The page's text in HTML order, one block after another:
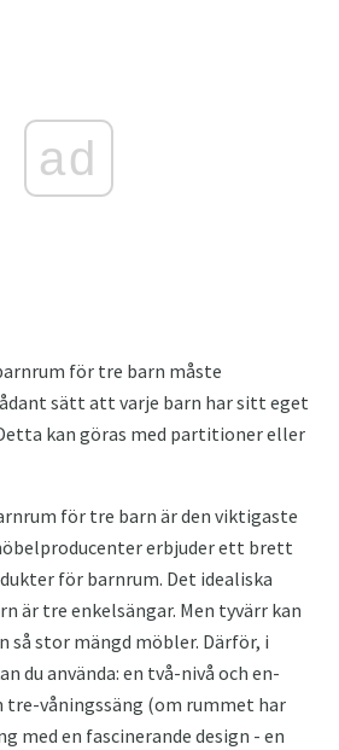
ad
för tre barn måste
sätt att varje barn har sitt eget
kan göras med partitioner eller
för tre barn är den viktigaste
erbjuder ett brett
för barnrum. Det idealiska
är tre enkelsängar. Men tyvärr kan
så stor mängd möbler. Därför, i
du använda: en två-nivå och en-
tre-våningssäng (om rummet har
med en fascinerande design - en